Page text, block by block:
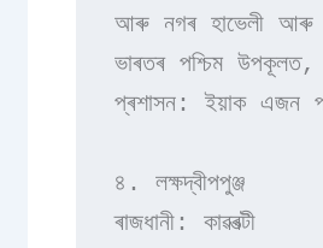
আৰু নগৰ হাভেলী আৰু
ভাৰতৰ পশ্চিম
প্ৰশাসন: ইয়াক এজন
৪. লক্ষদ্বীপপুঞ্জ
ৰাজধানী: কাৱৰত্টী